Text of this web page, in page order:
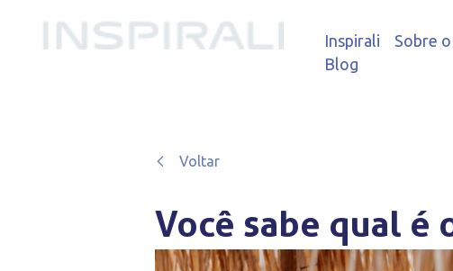
Inspirali Sobre
Blog
Voltar
Você sabe qual é